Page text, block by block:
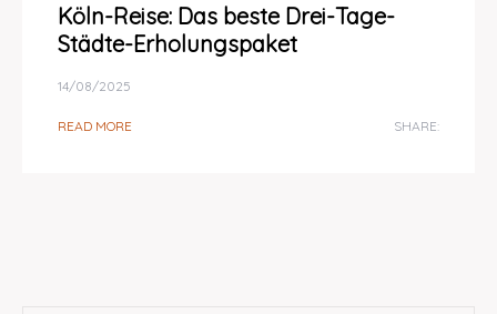
Köln-Reise: Das beste Drei-Tage-
Städte-Erholungspaket
14/08/2025
READ MORE SHARE: